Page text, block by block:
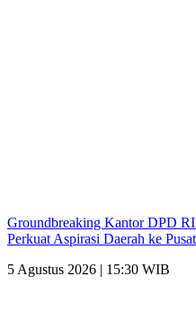
Groundbreaking Kantor DPD
Perkuat Aspirasi Daerah ke Pusat
5 Agustus 2026 | 15:30 WIB